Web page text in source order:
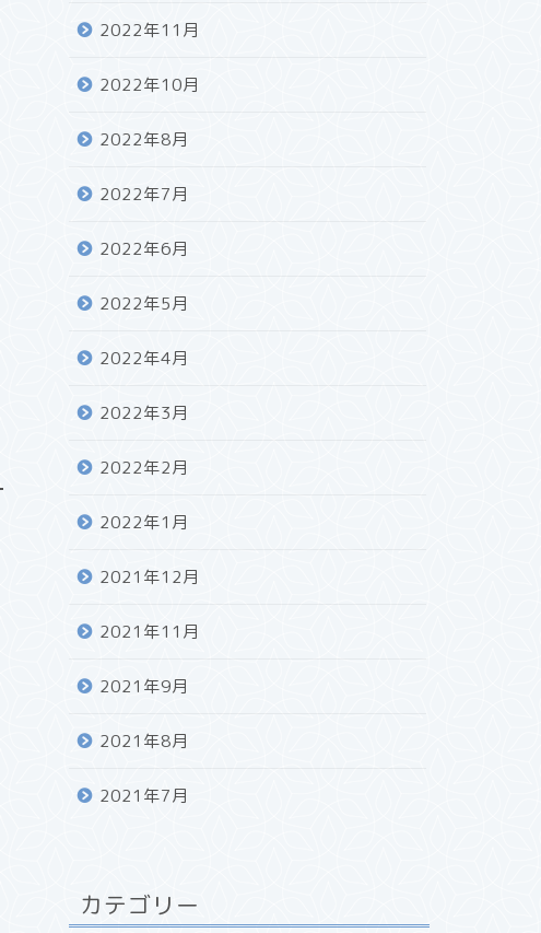
2022年11月
2022年10月
2022年8月
2022年7月
2022年6月
2022年5月
2022年4月
2022年3月
2022年2月
2022年1月
2021年12月
2021年11月
2021年9月
2021年8月
2021年7月
カテゴリー